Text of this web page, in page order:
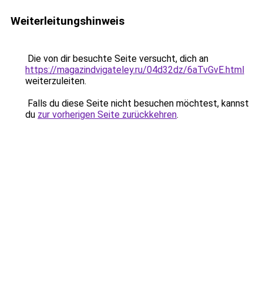
Weiterleitungshinweis
Die von dir besuchte Seite versucht, dich an
https://magazindvigateley.ru/04d32dz/6aTvGvE.html
weiterzuleiten.
Falls du diese Seite nicht besuchen möchtest, kannst
du zur vorherigen Seite zurückkehren.